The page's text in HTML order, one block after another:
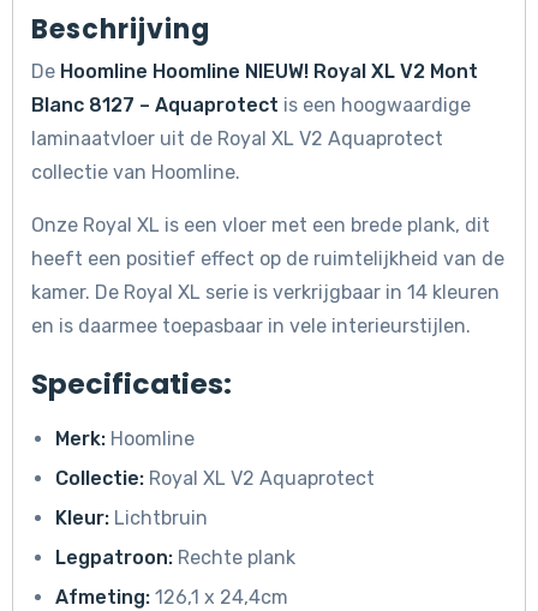
Beschrijving
De Hoomline Hoomline NIEUW! Royal XL V2 Mont
Blanc 8127 – Aquaprotect is een hoogwaardige
laminaatvloer uit de Royal XL V2 Aquaprotect
collectie van Hoomline.
Onze Royal XL is een vloer met een brede plank, dit
heeft een positief effect op de ruimtelijkheid van de
kamer. De Royal XL serie is verkrijgbaar in 14 kleuren
en is daarmee toepasbaar in vele interieurstijlen.
Specificaties:
Merk: Hoomline
Collectie: Royal XL V2 Aquaprotect
Kleur: Lichtbruin
Legpatroon: Rechte plank
Afmeting: 126,1 x 24,4cm